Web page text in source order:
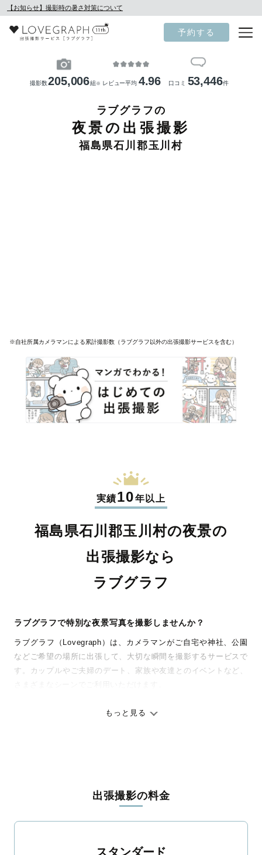
【お知らせ】撮影時の暑さ対策について
予約する
撮影数205,006組 ※ レビュー平均 4.96 口コミ 53,446件
ラブグラフの
夜景の出張撮影
福島県石川郡玉川村
※自社所属カメラマンによる累計撮影数（ラブグラフ以外の出張撮影サービスを含む）
実績10年以上
福島県石川郡玉川村の夜景の
出張撮影なら
ラブグラフ
ラブグラフで特別な夜景写真を撮影しませんか？
ラブグラフ（Lovegraph）は、カメラマンがご自宅や神社、公園
などご希望の場所に出張して、大切な瞬間を撮影するサービスで
す。カップルやご夫婦のデート、家族や友達とのイベントなど、
ありのままの空気感を大切に、何十年経っても見返したくなるよ
ィを身につけたプロのカメラマンが全国47都道府県に在籍してい
ます。創業10年のノウハウを活かし、思い出に残る素敵な撮影体
験をお届けします。
もっと見る
出張撮影の料金
スタンダード